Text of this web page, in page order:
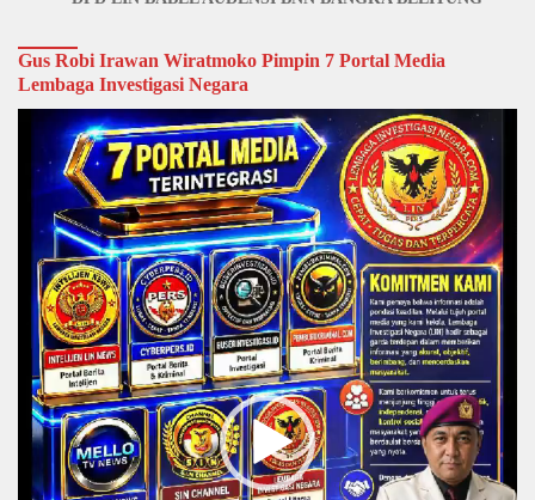
Gus Robi Irawan Wiratmoko Pimpin 7 Portal Media
Lembaga Investigasi Negara
Video
Player